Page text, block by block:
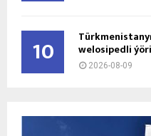
10 welosipedli
2026-08-09